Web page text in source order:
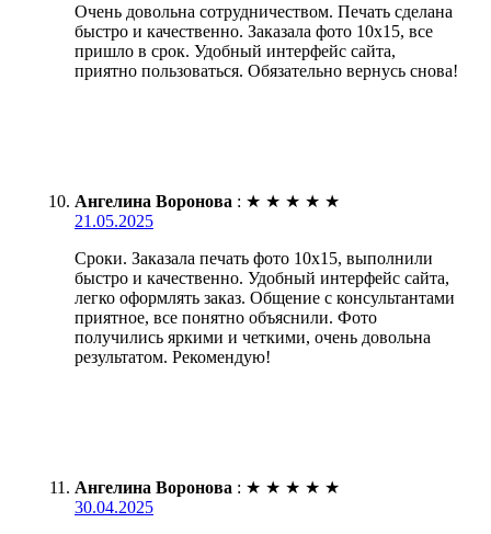
Очень довольна сотрудничеством. Печать сделана
быстро и качественно. Заказала фото 10х15, все
пришло в срок. Удобный интерфейс сайта,
приятно пользоваться. Обязательно вернусь снова!
Ангелина Воронова : ★ ★ ★ ★ ★
21.05.2025
Сроки. Заказала печать фото 10х15, выполнили
быстро и качественно. Удобный интерфейс сайта,
легко оформлять заказ. Общение с консультантами
приятное, все понятно объяснили. Фото
получились яркими и четкими, очень довольна
результатом. Рекомендую!
Ангелина Воронова : ★ ★ ★ ★ ★
30.04.2025